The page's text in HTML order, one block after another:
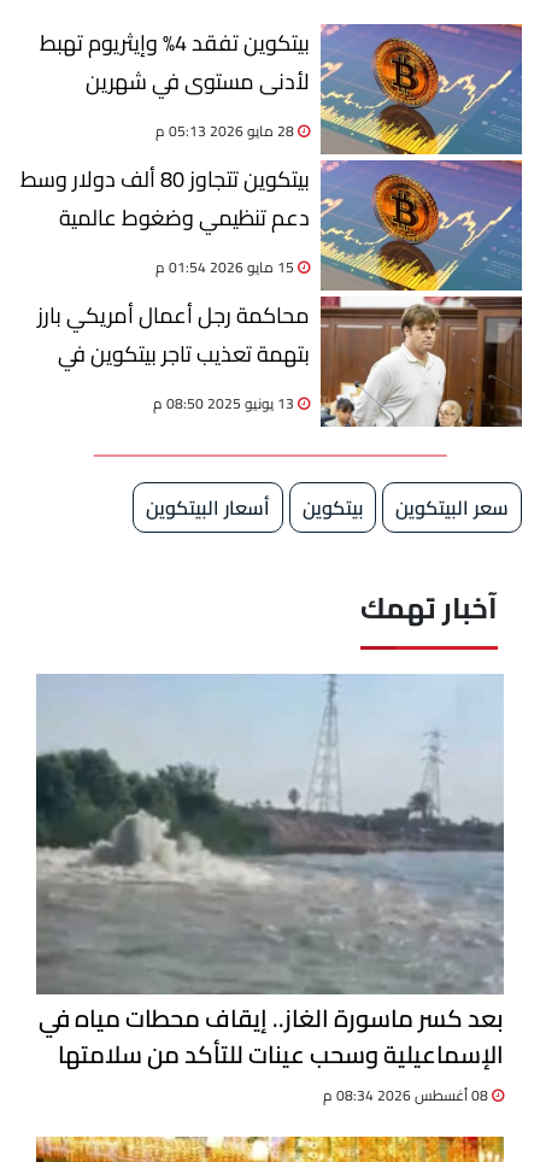
بيتكوين تفقد 4% وإيثريوم تهبط
لأدنى مستوى في شهرين
28 مايو 2026 05:13 م
بيتكوين تتجاوز 80 ألف دولار وسط
دعم تنظيمي وضغوط عالمية
15 مايو 2026 01:54 م
محاكمة رجل أعمال أمريكي بارز
بتهمة تعذيب تاجر بيتكوين في
نيويورك لانتزاع رموزه السرية
13 يونيو 2025 08:50 م
سعر البيتكوين بيتكوين أسعار البيتكوين
آخبار تهمك
بعد كسر ماسورة الغاز.. إيقاف محطات مياه في
الإسماعيلية وسحب عينات للتأكد من سلامتها